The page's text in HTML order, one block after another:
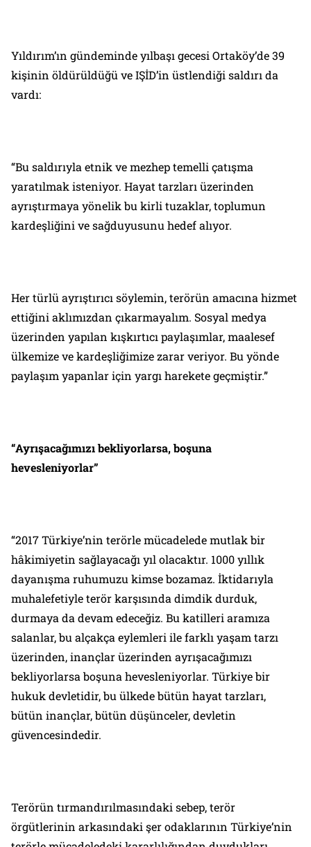
Yıldırım’ın gündeminde yılbaşı gecesi Ortaköy’de 39
kişinin öldürüldüğü ve IŞİD’in üstlendiği saldırı da
vardı:
“Bu saldırıyla etnik ve mezhep temelli çatışma
yaratılmak isteniyor. Hayat tarzları üzerinden
ayrıştırmaya yönelik bu kirli tuzaklar, toplumun
kardeşliğini ve sağduyusunu hedef alıyor.
Her türlü ayrıştırıcı söylemin, terörün amacına hizmet
ettiğini aklımızdan çıkarmayalım. Sosyal medya
üzerinden yapılan kışkırtıcı paylaşımlar, maalesef
ülkemize ve kardeşliğimize zarar veriyor. Bu yönde
paylaşım yapanlar için yargı harekete geçmiştir.”
“Ayrışacağımızı bekliyorlarsa, boşuna
hevesleniyorlar”
“2017 Türkiye’nin terörle mücadelede mutlak bir
hâkimiyetin sağlayacağı yıl olacaktır. 1000 yıllık
dayanışma ruhumuzu kimse bozamaz. İktidarıyla
muhalefetiyle terör karşısında dimdik durduk,
durmaya da devam edeceğiz. Bu katilleri aramıza
salanlar, bu alçakça eylemleri ile farklı yaşam tarzı
üzerinden, inançlar üzerinden ayrışacağımızı
bekliyorlarsa boşuna hevesleniyorlar. Türkiye bir
hukuk devletidir, bu ülkede bütün hayat tarzları,
bütün inançlar, bütün düşünceler, devletin
güvencesindedir.
Terörün tırmandırılmasındaki sebep, terör
örgütlerinin arkasındaki şer odaklarının Türkiye’nin